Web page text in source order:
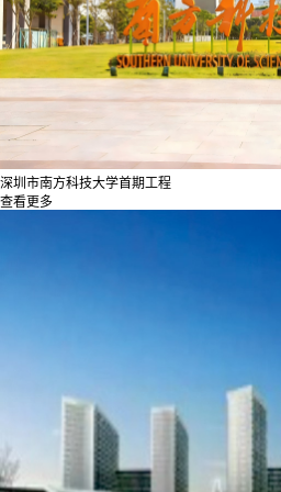
深圳市南方科技大学首期工程
查看更多